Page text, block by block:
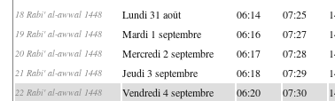
18 Rabi' al-awwal 1448 Lundi 31 août 06:14 07:25
19 Rabi' al-awwal 1448 Mardi 1 septembre 06:16 07:27
20 Rabi' al-awwal 1448 Mercredi 2 septembre 06:17 07:28
21 Rabi' al-awwal 1448 Jeudi 3 septembre 06:18 07:29
22 Rabi' al-awwal 1448 Vendredi 4 septembre 06:20 07:30